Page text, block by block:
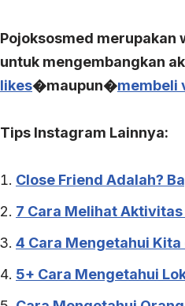
Pojoksosmed
untuk mengembangkan
likes�maupun�membeli
Tips Instagram Lainnya:
Close Friend Adalah?
7 Cara Melihat
4 Cara Mengetahui
5+ Cara Mengetahui